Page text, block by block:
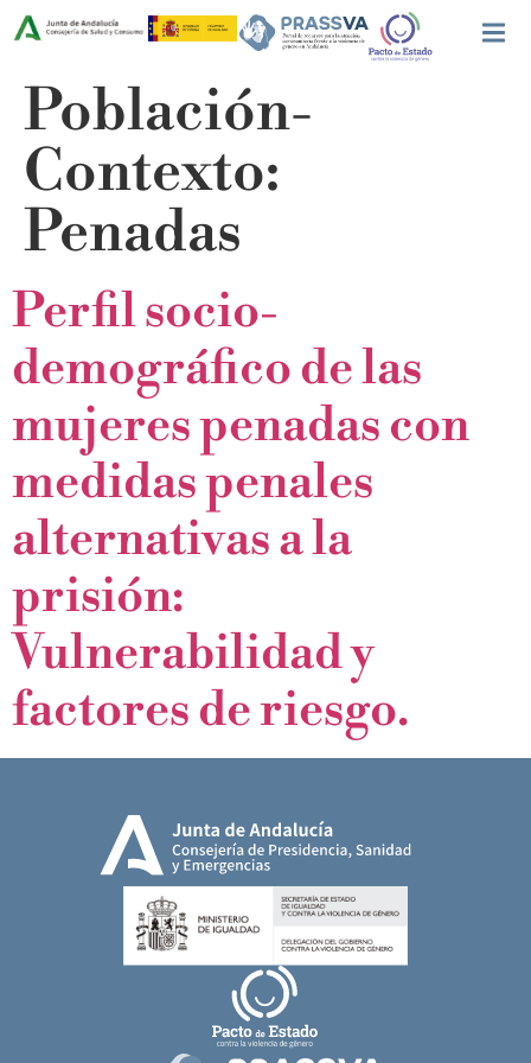
Población-
Contexto:
Penadas
Perfil socio-
demográfico de las
mujeres penadas con
medidas penales
alternativas a la
prisión:
Vulnerabilidad y
factores de riesgo.